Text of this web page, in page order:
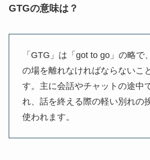
GTGの意味は？
「GTG」は「got to go」の略で
の場を離れなければならないこ
す。主に会話やチャットの途中
れ、話を終える際の軽い別れの
使われます。